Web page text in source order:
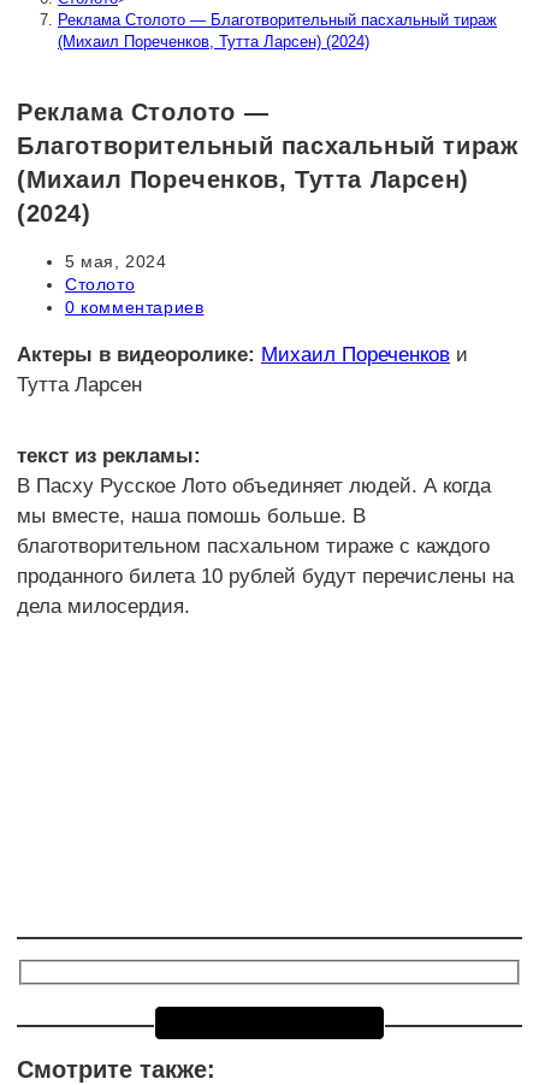
Реклама Столото — Благотворительный пасхальный тираж
(Михаил Пореченков, Тутта Ларсен) (2024)
Реклама Столото —
Благотворительный пасхальный тираж
(Михаил Пореченков, Тутта Ларсен)
(2024)
Запись
опубликована:
5 мая, 2024
Рубрика
записи:
Столото
Комментарии
записи:
0 комментариев
Актеры в видеоролике: Михаил Пореченков и
Тутта Ларсен
текст из рекламы:
В Пасху Русское Лото объединяет людей. А когда
мы вместе, наша помошь больше. В
благотворительном пасхальном тираже с каждого
проданного билета 10 рублей будут перечислены на
дела милосердия.
Смотрите также: